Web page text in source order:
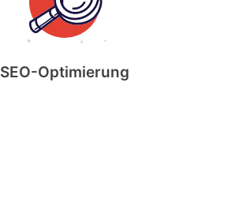
SEO-Optimierung